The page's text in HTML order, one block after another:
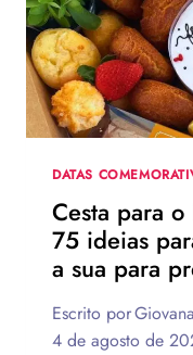
VEJA
130
FRASES
PARA
DATA
DATAS
Cesta para
75 ideias
a sua para
Escrito por
4 de agosto de